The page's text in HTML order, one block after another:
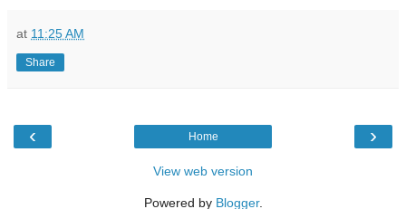
at 11:25 AM
Share
‹ ›
Home
View web version
Powered by Blogger.